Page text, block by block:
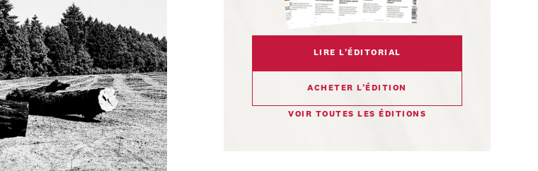
LIRE L’ÉDITORIAL
ACHETER L’ÉDITION
VOIR TOUTES LES ÉDITIONS